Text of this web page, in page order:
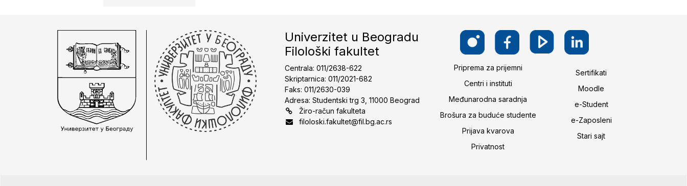
Univerzitet u Beogradu
Filološki fakultet
Centrala: 011/2638-622
Skriptarnica: 011/2021-682
Faks: 011/2630-039
Adresa: Studentski trg 3, 11000 Beograd
Žiro-račun fakulteta
filoloski.fakultet@fil.bg.ac.rs
Priprema za prijemni
Centri i instituti
Međunarodna saradnja
Brošura za buduće studente
Prijava kvarova
Privatnost
Sertifikati
Moodle
e-Student
e-Zaposleni
Stari sajt